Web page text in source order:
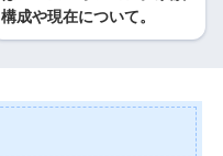
構成や現在について。